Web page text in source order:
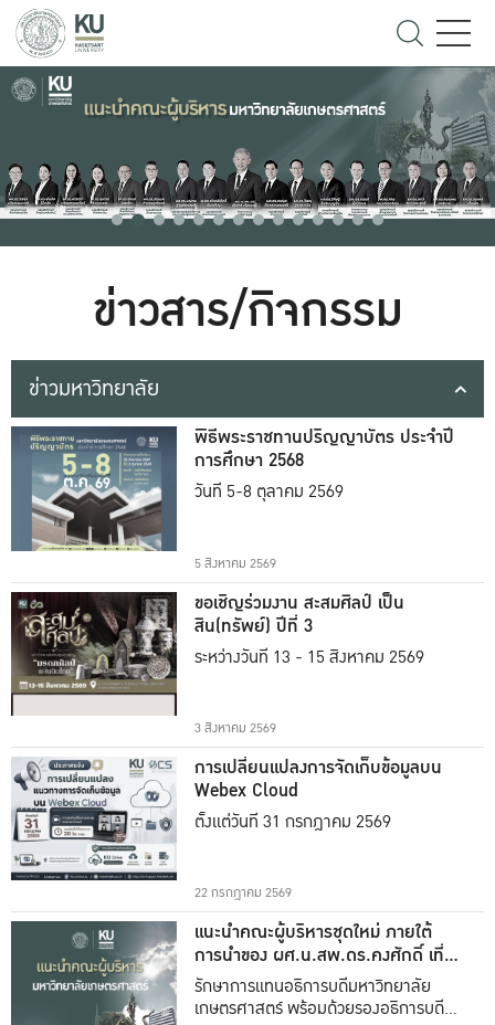
ข่าวสาร/กิจกรรม
ข่าวมหาวิทยาลัย
พิธีพระราชทานปริญญาบัตร ประจำปี
การศึกษา 2568
วันที่ 5-8 ตุลาคม 2569
5 สิงหาคม 2569
ขอเชิญร่วมงาน สะสมศิลป์ เป็น
สิน(ทรัพย์) ปีที่ 3
ระหว่างวันที่ 13 - 15 สิงหาคม 2569
3 สิงหาคม 2569
การเปลี่ยนแปลงการจัดเก็บข้อมูลบน
Webex Cloud
ตั้งแต่วันที่ 31 กรกฎาคม 2569
22 กรกฎาคม 2569
แนะนำคณะผู้บริหารชุดใหม่ ภายใต้
การนำของ ผศ.น.สพ.ดร.คงศักดิ์ เที่ยง
ธรรม
รักษาการแทนอธิการบดีมหาวิทยาลัย
เกษตรศาสตร์ พร้อมด้วยรองอธิการบดีทั้ง